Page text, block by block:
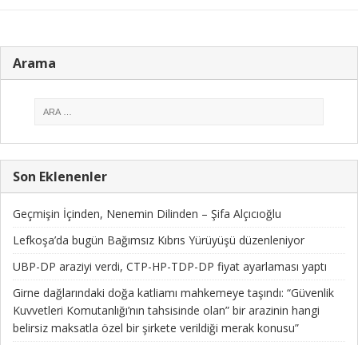
Arama
Son Eklenenler
Geçmişin İçinden, Nenemin Dilinden – Şifa Alçıcıoğlu
Lefkoşa’da bugün Bağımsız Kıbrıs Yürüyüşü düzenleniyor
UBP-DP araziyi verdi, CTP-HP-TDP-DP fiyat ayarlaması yaptı
Girne dağlarındaki doğa katliamı mahkemeye taşındı: “Güvenlik
Kuvvetleri Komutanlığı’nın tahsisinde olan” bir arazinin hangi
belirsiz maksatla özel bir şirkete verildiği merak konusu”